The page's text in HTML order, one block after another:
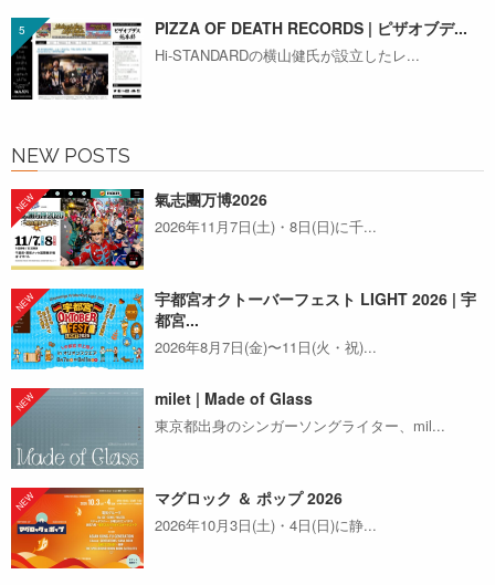
PIZZA OF DEATH RECORDS | ピザオブデ...
Hi-STANDARDの横山健氏が設立したレ...
NEW POSTS
氣志團万博2026
2026年11月7日(土)・8日(日)に千...
宇都宮オクトーバーフェスト LIGHT 2026 | 宇
都宮...
2026年8月7日(金)〜11日(火・祝)...
milet | Made of Glass
東京都出身のシンガーソングライター、mil...
マグロック ＆ ポップ 2026
2026年10月3日(土)・4日(日)に静...